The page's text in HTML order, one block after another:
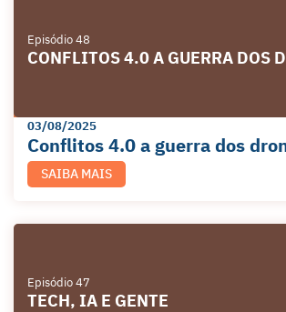
Episódio 48
CONFLITOS 4.0 A GUERRA DOS
03/08/2025
Conflitos 4.0 a guerra dos
SAIBA MAIS
Episódio 47
TECH, IA E GENTE